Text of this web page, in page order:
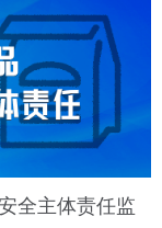
全主体责任监